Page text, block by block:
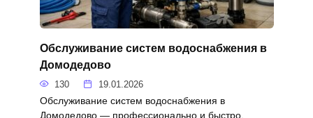
Обслуживание систем водоснабжения в
Домодедово
130 19.01.2026
Обслуживание систем водоснабжения в
Домодедово — профессионально и быстро.